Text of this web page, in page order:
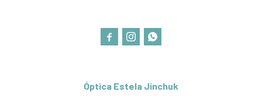
Óptica Estela Jinchuk
  